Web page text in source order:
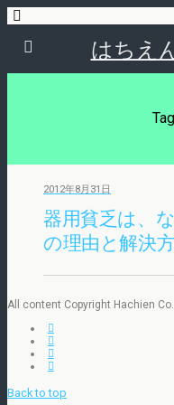
はちえ
2012年8月31日
器用貧乏は、
の理由と解決
All content Copyright Hachien
Back to top